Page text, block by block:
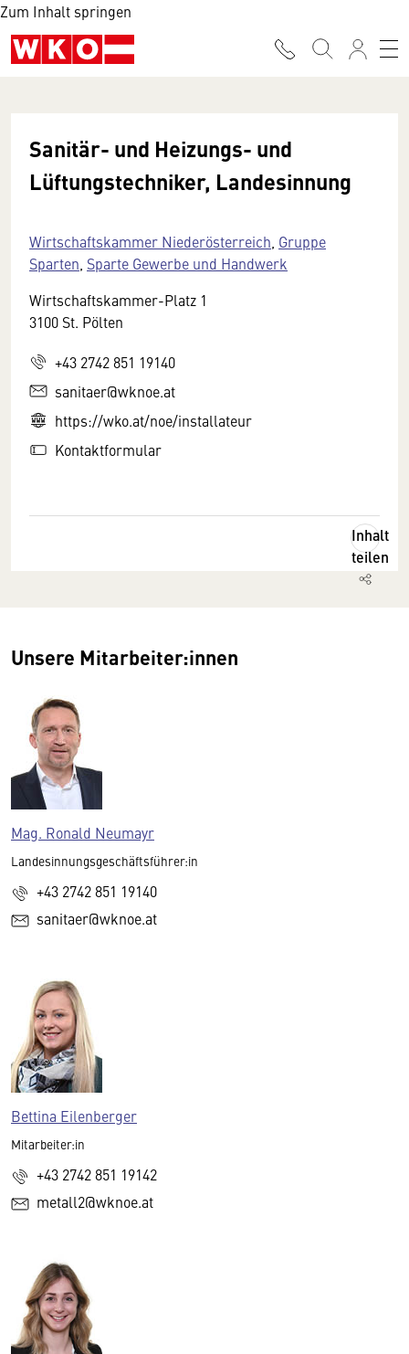
Zum Inhalt springen
Sanitär- und Heizungs- und
Lüftungstechniker, Landesinnung
Wirtschaftskammer Niederösterreich Gruppe
Sparten Sparte Gewerbe und Handwerk
Wirtschaftskammer-Platz 1
3100 St. Pölten
+43 2742 851 19140
sanitaer@wknoe.at
https://wko.at/noe/installateur
Kontaktformular
Inhalt
teilen
Unsere Mitarbeiter:innen
Mag. Ronald Neumayr
Landesinnungsgeschäftsführer:in
+43 2742 851 19140
sanitaer@wknoe.at
Bettina Eilenberger
Mitarbeiter:in
+43 2742 851 19142
metall2@wknoe.at